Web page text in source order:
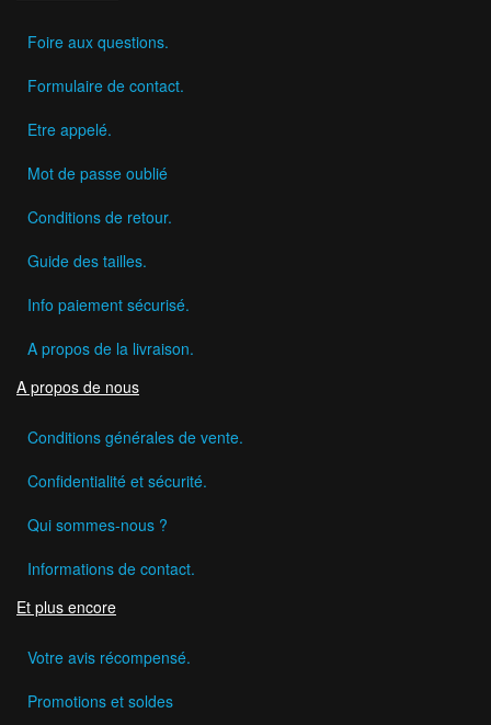
Foire aux questions.
Formulaire de contact.
Etre appelé.
Mot de passe oublié
Conditions de retour.
Guide des tailles.
Info paiement sécurisé.
A propos de la livraison.
A propos de nous
Conditions générales de vente.
Confidentialité et sécurité.
Qui sommes-nous ?
Informations de contact.
Et plus encore
Votre avis récompensé.
Promotions et soldes